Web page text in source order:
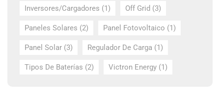
Inversores/Cargadores (1) Off Grid (3)
Paneles Solares (2) Panel Fotovoltaico (1)
Panel Solar (3) Regulador De Carga (1)
Tipos De Baterías (2) Victron Energy (1)